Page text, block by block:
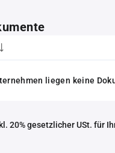
liegen keine
20% gesetzlicher USt. für